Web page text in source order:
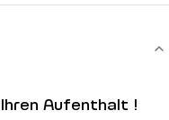
Aufenthalt !